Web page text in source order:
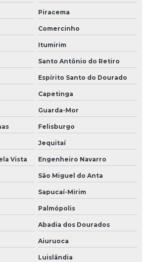
Piracema
Comercinho
Itumirim
Santo Antônio do Retiro
Espírito Santo do Dourado
Capetinga
Guarda-Mor
Felisburgo
Jequitaí
Vista Engenheiro Navarro
São Miguel do Anta
Sapucaí-Mirim
Palmópolis
Abadia dos Dourados
Aiuruoca
Luislândia